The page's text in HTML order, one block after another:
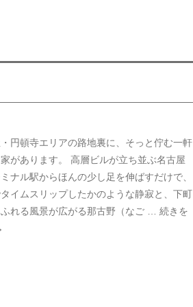
円頓寺エリアの路地裏に、そっと佇む一軒
があります。 高層ビルが立ち並ぶ名古屋
ナル駅からほんの少し足を伸ばすだけで、
タイムスリップしたかのような静寂と、下町
れる風景が広がる那古野（なご … 続きを
osu I
osu II
osu akamon
sakae oasis